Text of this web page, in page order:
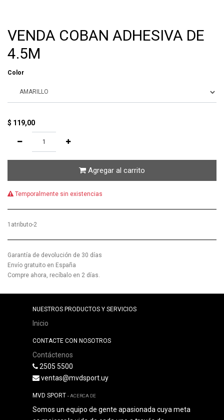
VENDA COBAN ADHESIVA DE
4.5M
Color
$ 119,00
Agregar al carrito
Temporalmente sin existencias
1atributo-2
Garantía de devolución de 30 días
Envío gratuito en España
Compre ahora, recíbalo en 2 días.
NUESTROS PRODUCTOS Y SERVICIOS
Inicio
CONTACTE CON NOSOTROS
Contáctenos
2505 5500
ventas@mvdsport.uy
MVD SPORT -ACERCA DE
Somos un equipo de gente apasionada cuya meta